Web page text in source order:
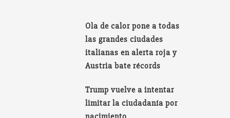
Ola de calor pone a todas
las grandes ciudades
italianas en alerta roja y
Austria bate récords
Trump vuelve a intentar
limitar la ciudadanía por